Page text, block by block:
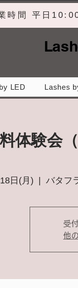
時間 平日
LED Lashes
料体験会
日(月)
  |
バタフ
受
他